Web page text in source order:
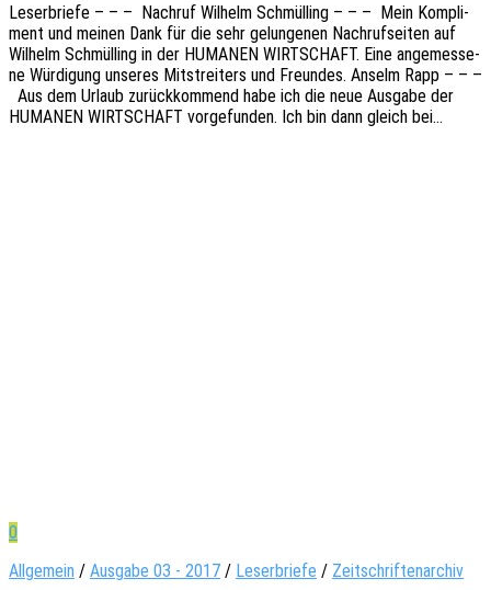
Leser­brie­fe – – – Nach­ruf Wilhelm Schmül­l­ing – – – Mein Kompli­
ment und meinen Dank für die sehr gelun­ge­nen Nach­ruf­sei­ten auf
Wilhelm Schmül­l­ing in der HUMANEN WIRTSCHAFT. Eine ange­mes­se­
ne Würdi­gung unse­res Mitstrei­ters und Freun­des. Anselm Rapp – – –
Aus dem Urlaub zurück­kom­mend habe ich die neue Ausga­be der
HUMANEN WIRTSCHAFT vorge­fun­den. Ich bin dann gleich bei…
0
Allgemein / Ausgabe 03 - 2017 / Leserbriefe / Zeitschriftenarchiv